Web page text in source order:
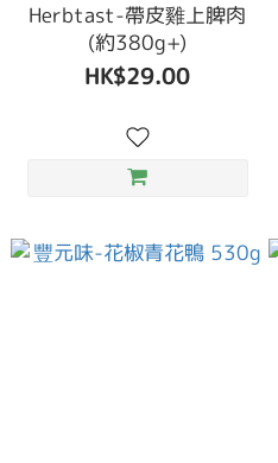
Herbtast-帶皮雞上脾肉
(約380g+)
HK$29.00